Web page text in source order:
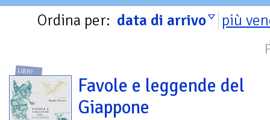
Ordina per: data di arrivo più
LIBRI
Favole e leggende del
Giappone